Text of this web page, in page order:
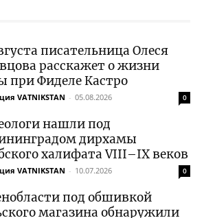
писательница Олеся
расскажет о жизни
при Фиделе Кастро
VATNIKSTAN - 05.08.2026 0
нашли под
дирхамы
халифата VIII–IX веков
VATNIKSTAN - 10.07.2026 0
под обшивкой
магазина обнаружили